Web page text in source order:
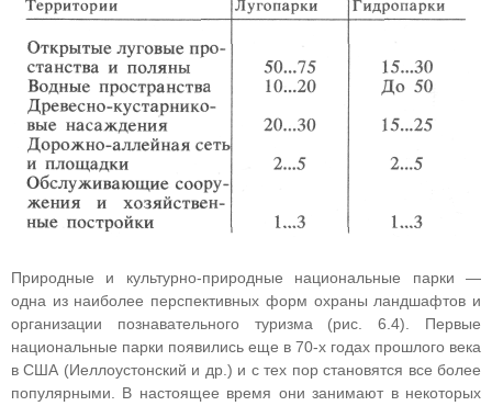
Природные и культурно-природные национальные парки —
одна из наиболее перспективных форм охраны ландшафтов и
организации познавательного туризма (рис. 6.4). Первые
национальные парки появились еще в 70-х годах прошлого века
в США (Иеллоустонский и др.) и с тех пор становятся все более
популярными. В настоящее время они занимают в некоторых